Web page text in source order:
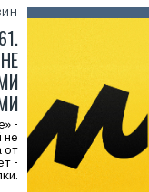
-
не
от
-